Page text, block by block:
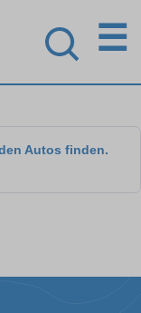
☰
Autos finden.